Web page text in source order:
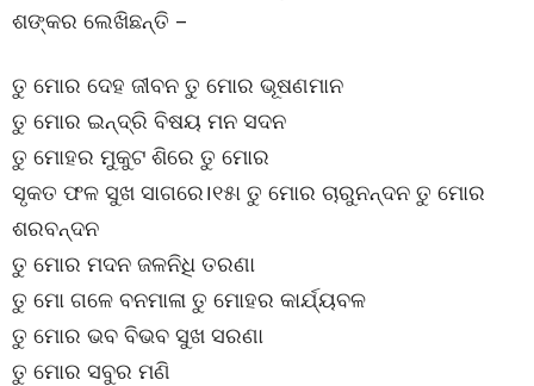
ଶଙ୍କର ଲେଖିଛନ୍ତି –
ତୁ ମୋର ଦେହ ଜୀବନ ତୁ ମୋର ଭୂଷଣମାନ
ତୁ ମୋର ଇନ୍ଦ୍ରି ବିଷୟ ମନ ସଦନ
ତୁ ମୋହର ମୁକୁଟ ଶିରେ ତୁ ମୋର
ସୃକତ ଫଳ ସୁଖ ସାଗରେ।୧୫ା ତୁ ମୋର ଚାରୁନନ୍ଦନ ତୁ ମୋର
ଶରବନ୍ଦନ
ତୁ ମୋର ମଦନ ଜଳନିଧି ତରଣା
ତୁ ମୋ ଗଳେ ବନମାଳା ତୁ ମୋହର କାର୍ଯ୍ୟବଳ
ତୁ ମୋର ଭବ ବିଭବ ସୁଖ ସରଣା
ତୁ ମୋର ସବୁର ମଣି